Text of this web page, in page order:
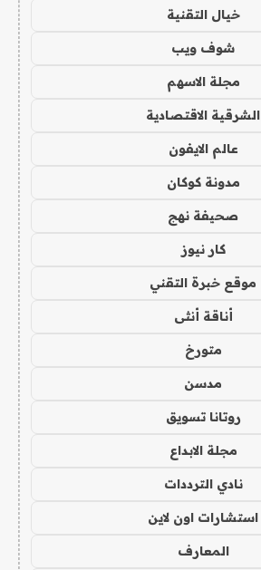
خيال التقنية
شوف ويب
مجلة الاسهم
الشرقية الاقتصادية
عالم الايفون
مدونة كوكان
صحيفة نهج
كار نيوز
موقع خبرة التقني
أناقة أنثى
متورخ
مدسن
روتانا تسويق
مجلة الابداع
نادي الترددات
استشارات اون لاين
المعارف